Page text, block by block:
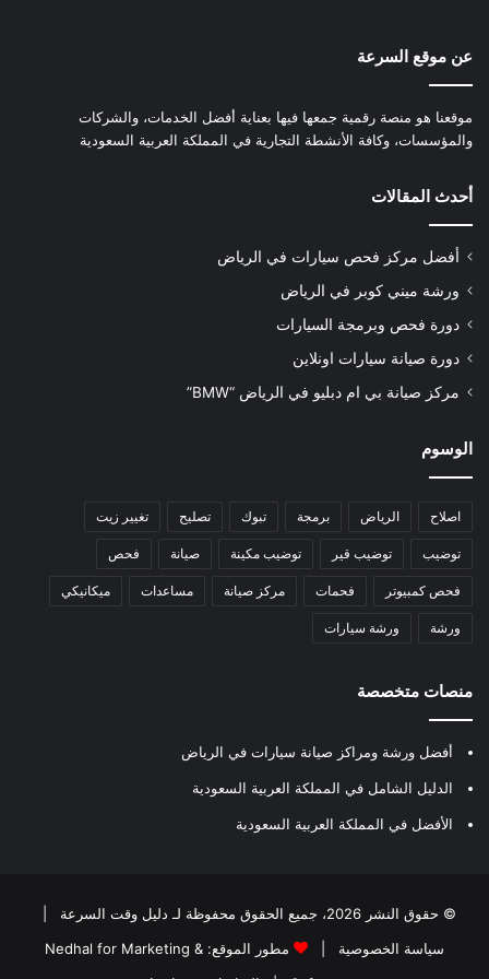
عن موقع السرعة
موقعنا هو منصة رقمية جمعها فيها بعناية أفضل الخدمات، والشركات
والمؤسسات، وكافة الأنشطة التجارية في المملكة العربية السعودية
أحدث المقالات
أفضل مركز فحص سيارات في الرياض
ورشة ميني كوبر في الرياض
دورة فحص وبرمجة السيارات
دورة صيانة سيارات اونلاين
مركز صيانة بي ام دبليو في الرياض “BMW”
الوسوم
اصلاح الرياض برمجة تبوك تصليح تغيير زيت
توضيب توضيب قير توضيب مكينة صيانة فحص
فحص كمبيوتر فحمات مركز صيانة مساعدات ميكانيكي
ورشة ورشة سيارات
منصات متخصصة
أفضل ورشة ومراكز صيانة سيارات في الرياض
الدليل الشامل في المملكة العربية السعودية
الأفضل في المملكة العربية السعودية
© حقوق النشر 2026، جميع الحقوق محفوظة لـ دليل وقت السرعة
سياسة الخصوصية
مطور الموقع: Nedhal for Marketing &